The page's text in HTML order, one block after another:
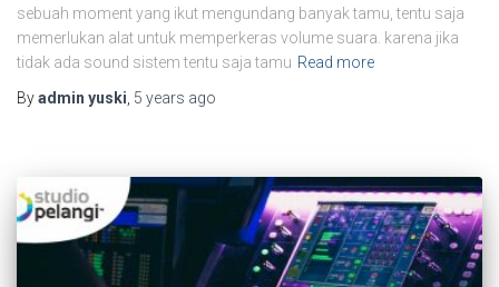
sebuah moment yang ikut mengundang banyak tamu, tentu saja
memerlukan alat untuk memperkeras volume suara. karena jika
tidak ada sound sistem tentu saja tamu Read more
Byadmin yuski, 5 years ago